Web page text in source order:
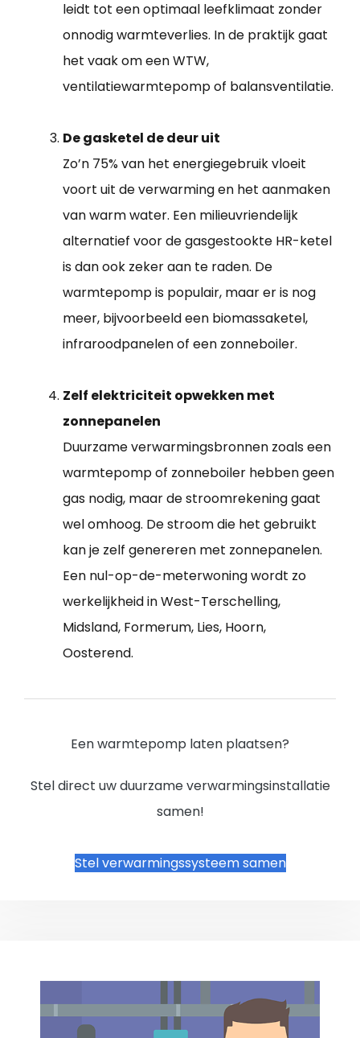
leidt tot een optimaal leefklimaat zonder
onnodig warmteverlies. In de praktijk gaat
het vaak om een WTW,
ventilatiewarmtepomp of balansventilatie.
De gasketel de deur uit
Zo’n 75% van het energiegebruik vloeit
voort uit de verwarming en het aanmaken
van warm water. Een milieuvriendelijk
alternatief voor de gasgestookte HR-ketel
is dan ook zeker aan te raden. De
warmtepomp is populair, maar er is nog
meer, bijvoorbeeld een biomassaketel,
infraroodpanelen of een zonneboiler.
Zelf elektriciteit opwekken met
zonnepanelen
Duurzame verwarmingsbronnen zoals een
warmtepomp of zonneboiler hebben geen
gas nodig, maar de stroomrekening gaat
wel omhoog. De stroom die het gebruikt
kan je zelf genereren met zonnepanelen.
Een nul-op-de-meterwoning wordt zo
werkelijkheid in West-Terschelling,
Midsland, Formerum, Lies, Hoorn,
Oosterend.
Een warmtepomp laten plaatsen?
Stel direct uw duurzame verwarmingsinstallatie
samen!
Stel verwarmingssysteem samen